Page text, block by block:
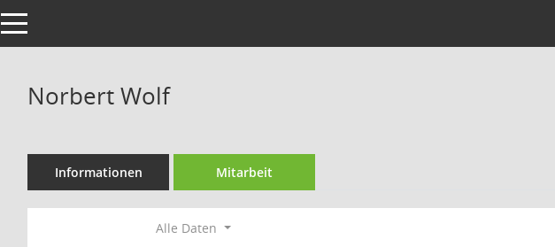
Toggle navigation
Norbert Wolf
Informationen Mitarbeit
Alle Daten